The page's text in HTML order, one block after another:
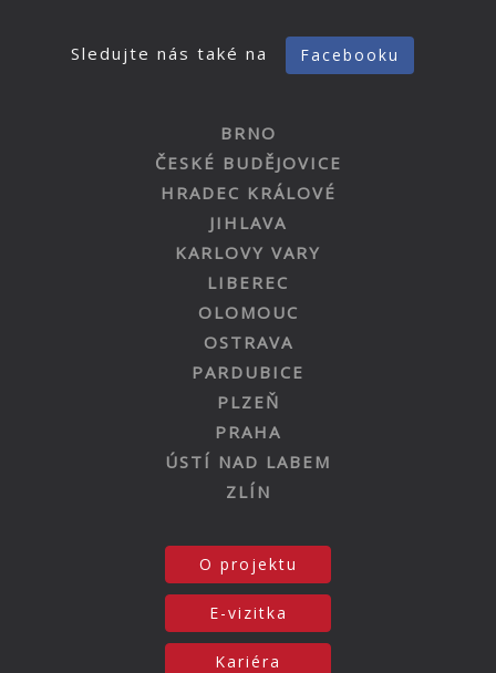
Sledujte nás také na Facebooku
BRNO
ČESKÉ BUDĚJOVICE
HRADEC KRÁLOVÉ
JIHLAVA
KARLOVY VARY
LIBEREC
OLOMOUC
OSTRAVA
PARDUBICE
PLZEŇ
PRAHA
ÚSTÍ NAD LABEM
ZLÍN
O projektu
E-vizitka
Kariéra